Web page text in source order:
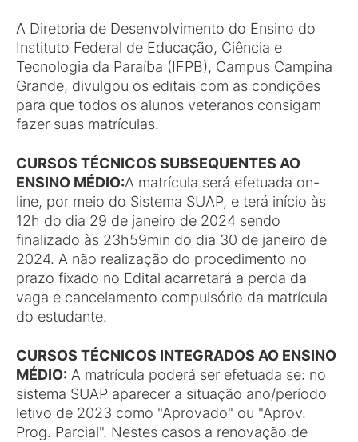
A Diretoria de Desenvolvimento do Ensino do
Instituto Federal de Educação, Ciência e
Tecnologia da Paraíba (IFPB), Campus Campina
Grande, divulgou os editais com as condições
para que todos os alunos veteranos consigam
fazer suas matrículas.
CURSOS TÉCNICOS SUBSEQUENTES AO
ENSINO MÉDIO:A matrícula será efetuada on-
line, por meio do Sistema SUAP, e terá início às
12h do dia 29 de janeiro de 2024 sendo
finalizado às 23h59min do dia 30 de janeiro de
2024. A não realização do procedimento no
prazo fixado no Edital acarretará a perda da
vaga e cancelamento compulsório da matrícula
do estudante.
CURSOS TÉCNICOS INTEGRADOS AO ENSINO
MÉDIO: A matrícula poderá ser efetuada se: no
sistema SUAP aparecer a situação ano/período
letivo de 2023 como "Aprovado" ou "Aprov.
Prog. Parcial". Nestes casos a renovação de